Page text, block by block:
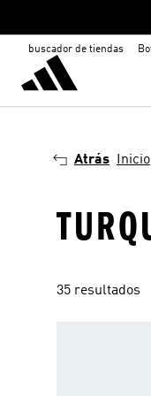
buscador de tiendas
Atrás Inicio
35 resultados